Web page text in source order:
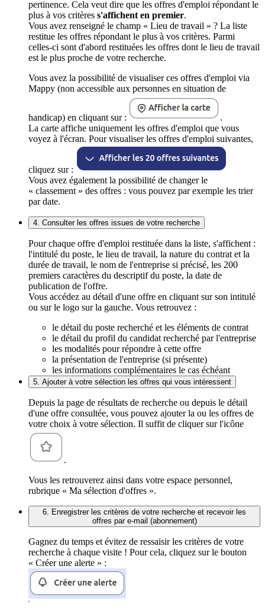
pertinence. Cela veut dire que les offres d'emploi répondant le
plus à vos critères s'affichent en premier.
Vous avez renseigné le champ « Lieu de travail » ? La liste
restitue les offres répondant le plus à vos critères. Parmi
celles-ci sont d'abord restituées les offres dont le lieu de travail
est le plus proche de votre recherche.
Vous avez la possibilité de visualiser ces offres d'emploi via
Mappy (non accessible aux personnes en situation de
handicap) en cliquant sur :
.
La carte affiche uniquement les offres d'emploi que vous
voyez à l'écran. Pour visualiser les offres d'emploi suivantes,
cliquez sur :
Vous avez également la possibilité de changer le
« classement » des offres : vous pouvez par exemple les trier
par date.
4. Consulter les offres issues de votre recherche
Pour chaque offre d'emploi restituée dans la liste, s'affichent :
l'intitulé du poste, le lieu de travail, la nature du contrat et la
durée de travail, le nom de l'entreprise si précisé, les 200
premiers caractères du descriptif du poste, la date de
publication de l'offre.
Vous accédez au détail d'une offre en cliquant sur son intitulé
ou sur le logo sur la gauche. Vous retrouvez :
le détail du poste recherché et les éléments de contrat
le détail du profil du candidat recherché par l'entreprise
les modalités pour répondre à cette offre
la présentation de l'entreprise (si présente)
les informations complémentaires le cas échéant
5. Ajouter à votre sélection les offres qui vous intéressent
Depuis la page de résultats de recherche ou depuis le détail
d'une offre consultée, vous pouvez ajouter la ou les offres de
votre choix à votre sélection. Il suffit de cliquer sur l'icône
.
Vous les retrouverez ainsi dans votre espace personnel,
rubrique « Ma sélection d'offres ».
6. Enregistrer les critères de votre recherche et recevoir les
offres par e-mail (abonnement)
Gagnez du temps et évitez de ressaisir les critères de votre
recherche à chaque visite ! Pour cela, cliquez sur le bouton
« Créer une alerte » :